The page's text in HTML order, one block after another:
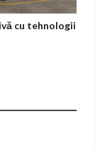
cu tehnologii